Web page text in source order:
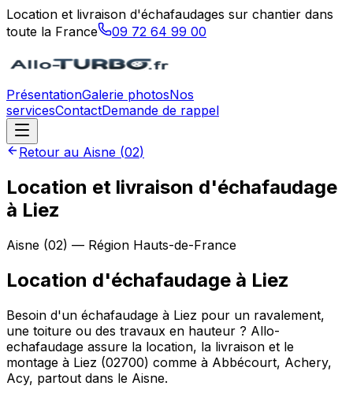
Location et livraison d'échafaudages sur chantier dans
toute la France
09 72 64 99 00
PrésentationGalerie photosNos
servicesContactDemande de rappel
Retour au Aisne (02)
Location et livraison d'échafaudage
à Liez
Aisne (02) — Région Hauts-de-France
Location d'échafaudage à Liez
Besoin d'un échafaudage à Liez pour un ravalement,
une toiture ou des travaux en hauteur ? Allo-
echafaudage assure la location, la livraison et le
montage à Liez (02700) comme à Abbécourt, Achery,
Acy, partout dans le Aisne.